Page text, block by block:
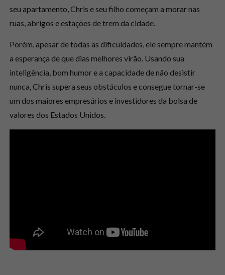
seu apartamento, Chris e seu filho começam a morar nas
ruas, abrigos e estações de trem da cidade.
Porém, apesar de todas as dificuldades, ele sempre mantém
a esperança de que dias melhores virão. Usando sua
inteligência, bom humor e a capacidade de não desistir
nunca, Chris supera seus obstáculos e consegue tornar-se
um dos maiores empresários e investidores da bolsa de
valores dos Estados Unidos.